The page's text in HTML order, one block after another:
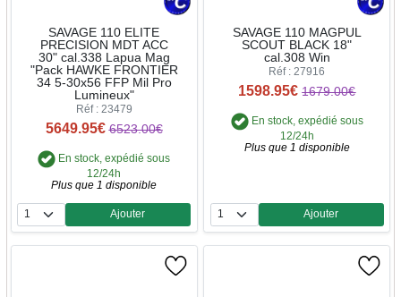
SAVAGE 110 ELITE
PRECISION MDT ACC
30" cal.338 Lapua Mag
"Pack HAWKE FRONTIER
34 5-30x56 FFP Mil Pro
Lumineux"
Réf : 23479
5649.95€ 6523.00€
En stock, expédié sous
12/24h
Plus que 1 disponible
Quantité
Ajouter
SAVAGE 110 MAGPUL
SCOUT BLACK 18"
cal.308 Win
Réf : 27916
1598.95€ 1679.00€
En stock, expédié sous
12/24h
Plus que 1 disponible
Quantité
Ajouter